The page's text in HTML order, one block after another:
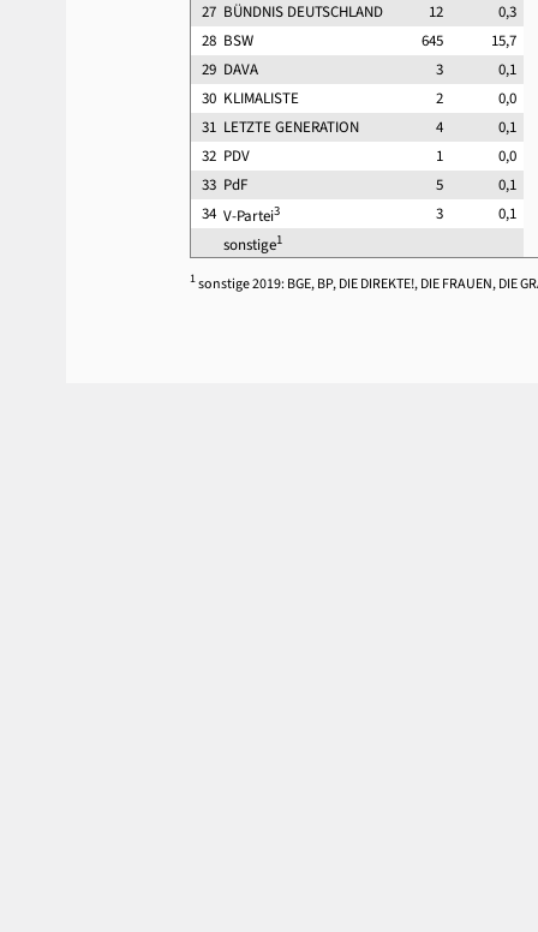
27 BÜNDNIS DEUTSCHLAND 12
0,3
28 BSW 645
15,7
29 DAVA 3
0,1
30 KLIMALISTE 2
0,0
31 LETZTE GENERATION 4
0,1
32 PDV 1
0,0
33 PdF 5
0,1
34 V-Partei3 3
0,1
sonstige1
1sonstige 2019: BGE, BP, DIE DIREKTE!, DIE FRAUEN, DIE